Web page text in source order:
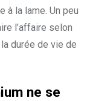
à la lame. Un peu
l’affaire selon
durée de vie de
ne se